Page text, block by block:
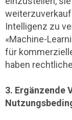
Intelligenz zu
«Machine-
für
haben
3. Ergänzende